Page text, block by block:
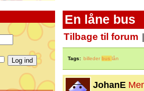
En låne bus
Tilbage til forum
Tags: billeder bus lån
JohanE